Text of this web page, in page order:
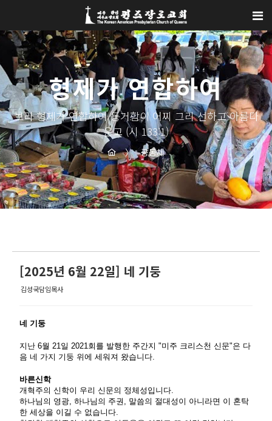
형제가 연합하여
보라 형제가 연합하여 동거함이 어찌 그리 선하고 아름다
운고 (시 133:1)
〉 공동체
[2025년 6월 22일] 네 기둥
김성국담임목사
네 기둥
지난 6월 21일 2021회를 발행한 주간지 "미주 크리스천 신문"은 다
음 네 가지 기둥 위에 세워져 왔습니다.
바른신학
개혁주의 신학이 우리 신문의 정체성입니다.
하나님의 영광, 하나님의 주권 , 말씀의 절대성이 아니라면 이 혼탁
한 세상을 이길 수 없습니다.